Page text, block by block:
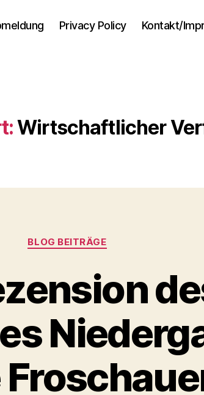
Privacy Policy Kontakt/
Wirtschaftlicher
Kategorien
BLOG BEITRÄGE